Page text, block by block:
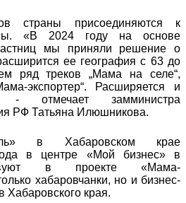
страны присоединяются к
«В 2024 году на основе
мы приняли решение о
ее география с 63 до
ряд треков „Мама на селе“,
экспортер“. Расширяется и
- отмечает замминистра
РФ Татьяна Илюшникова.
в Хабаровском крае
в центре «Мой бизнес» в
в проекте «Мама-
хабаровчанки, но и бизнес-
Хабаровского края.